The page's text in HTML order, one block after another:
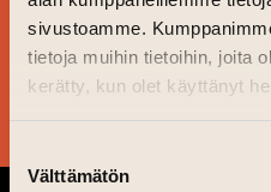
sivustoamme.
tietoja muihin tietoihin, joita
kerätty, kun olet käyttänyt
valinta
Välttämätön
PYSY AJAN